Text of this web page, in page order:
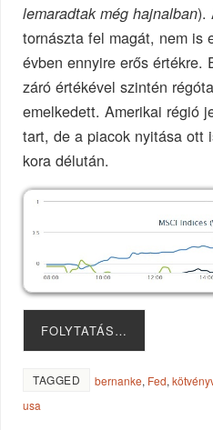
lemaradtak még hajnalban).
tornászta fel magát, nem is
évben ennyire erős értékre.
záró értékével szintén
emelkedett. Amerikai régió
tart, de a piacok nyitása ott
kora délután.
FOLYTATÁS…
TAGGED bernanke, Fed,
usa